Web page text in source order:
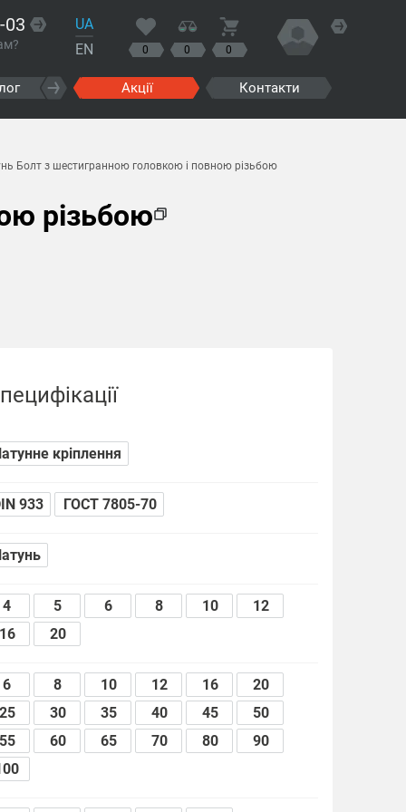
03
UA
EN
0 0 0
Акції Контакти
Болт з шестигранною головкою і повною різьбою
різьбою
кріплення
933 ГОСТ 7805-70
4 5 6 8 10
12
16
20
6 8 10 12 16
20
25
30 35 40 45
50
55
60 65 70 80
90